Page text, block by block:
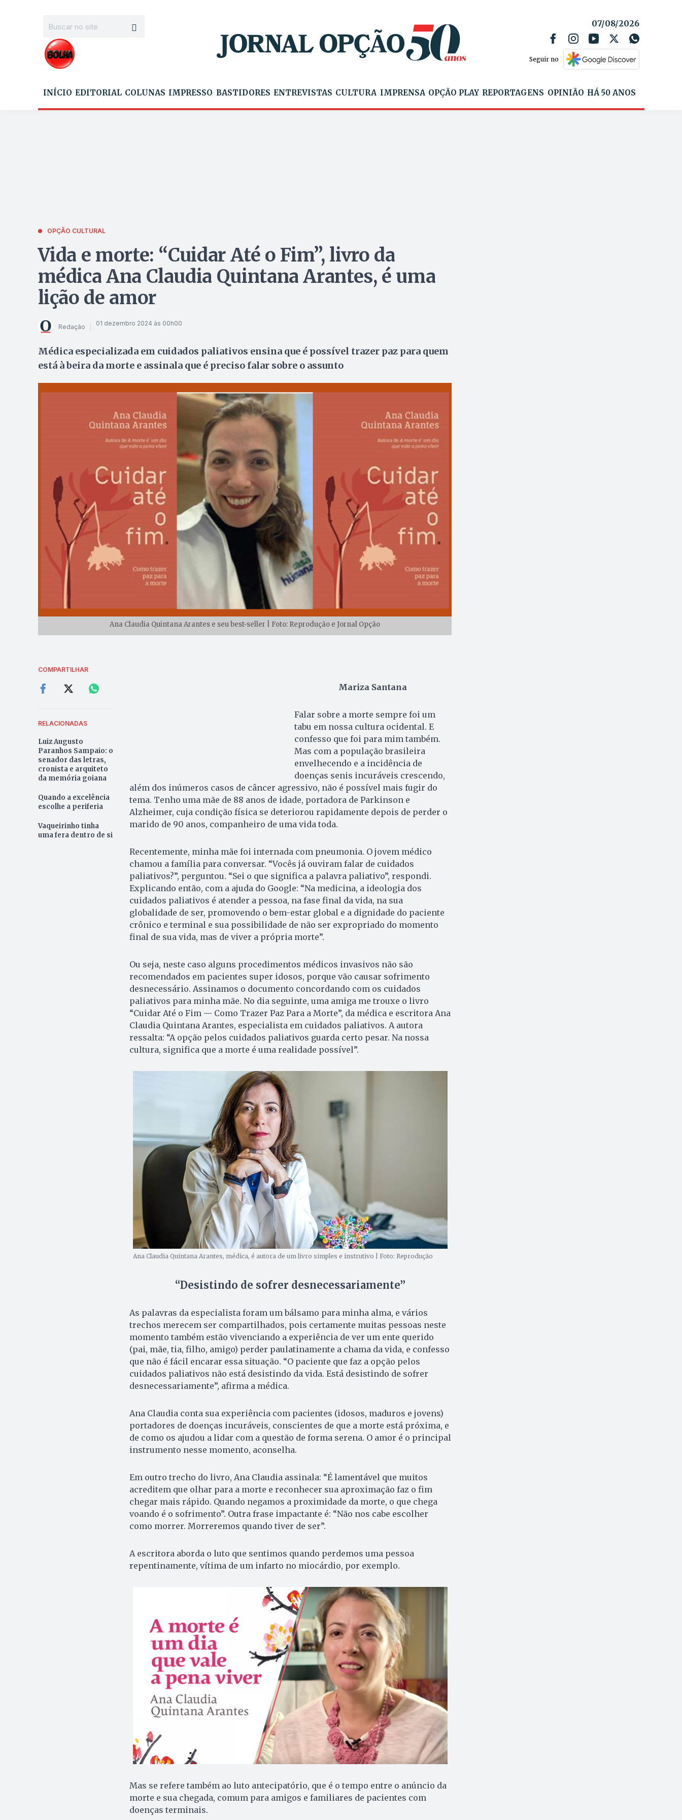
07/08/2026
Seguir no
INÍCIO EDITORIAL COLUNAS IMPRESSO BASTIDORES ENTREVISTAS CULTURA IMPRENSA OPÇÃO PLAY REPORTAGENS OPINIÃO HÁ 50 ANOS
OPÇÃO CULTURAL
Vida e morte: “Cuidar Até o Fim”, livro da
médica Ana Claudia Quintana Arantes, é uma
lição de amor
Redação 01 dezembro 2024 às 00h00
Médica especializada em cuidados paliativos ensina que é possível trazer paz para quem
está à beira da morte e assinala que é preciso falar sobre o assunto
Ana Claudia Quintana Arantes e seu best-seller | Foto: Reprodução e Jornal Opção
COMPARTILHAR
RELACIONADAS
Luiz Augusto
Paranhos Sampaio: o
senador das letras,
cronista e arquiteto
da memória goiana
Quando a excelência
escolhe a periferia
Vaqueirinho tinha
uma fera dentro de si
Mariza Santana
Falar sobre a morte sempre foi um
tabu em nossa cultura ocidental. E
confesso que foi para mim também.
Mas com a população brasileira
envelhecendo e a incidência de
doenças senis incuráveis crescendo,
além dos inúmeros casos de câncer agressivo, não é possível mais fugir do
tema. Tenho uma mãe de 88 anos de idade, portadora de Parkinson e
Alzheimer, cuja condição física se deteriorou rapidamente depois de perder o
marido de 90 anos, companheiro de uma vida toda.
Recentemente, minha mãe foi internada com pneumonia. O jovem médico
chamou a família para conversar. “Vocês já ouviram falar de cuidados
paliativos?”, perguntou. “Sei o que significa a palavra paliativo”, respondi.
Explicando então, com a ajuda do Google: “Na medicina, a ideologia dos
cuidados paliativos é atender a pessoa, na fase final da vida, na sua
globalidade de ser, promovendo o bem-estar global e a dignidade do paciente
crônico e terminal e sua possibilidade de não ser expropriado do momento
final de sua vida, mas de viver a própria morte”.
Ou seja, neste caso alguns procedimentos médicos invasivos não são
recomendados em pacientes super idosos, porque vão causar sofrimento
desnecessário. Assinamos o documento concordando com os cuidados
paliativos para minha mãe. No dia seguinte, uma amiga me trouxe o livro
“Cuidar Até o Fim — Como Trazer Paz Para a Morte”, da médica e escritora Ana
Claudia Quintana Arantes, especialista em cuidados paliativos. A autora
ressalta: “A opção pelos cuidados paliativos guarda certo pesar. Na nossa
cultura, significa que a morte é uma realidade possível”.
Ana Claudia Quintana Arantes, médica, é autora de um livro simples e instrutivo | Foto: Reprodução
“Desistindo de sofrer desnecessariamente”
As palavras da especialista foram um bálsamo para minha alma, e vários
trechos merecem ser compartilhados, pois certamente muitas pessoas neste
momento também estão vivenciando a experiência de ver um ente querido
(pai, mãe, tia, filho, amigo) perder paulatinamente a chama da vida, e confesso
que não é fácil encarar essa situação. “O paciente que faz a opção pelos
cuidados paliativos não está desistindo da vida. Está desistindo de sofrer
desnecessariamente”, afirma a médica.
Ana Claudia conta sua experiência com pacientes (idosos, maduros e jovens)
portadores de doenças incuráveis, conscientes de que a morte está próxima, e
de como os ajudou a lidar com a questão de forma serena. O amor é o principal
instrumento nesse momento, aconselha.
Em outro trecho do livro, Ana Claudia assinala: “É lamentável que muitos
acreditem que olhar para a morte e reconhecer sua aproximação faz o fim
chegar mais rápido. Quando negamos a proximidade da morte, o que chega
voando é o sofrimento”. Outra frase impactante é: “Não nos cabe escolher
como morrer. Morreremos quando tiver de ser”.
A escritora aborda o luto que sentimos quando perdemos uma pessoa
repentinamente, vítima de um infarto no miocárdio, por exemplo.
Mas se refere também ao luto antecipatório, que é o tempo entre o anúncio da
morte e sua chegada, comum para amigos e familiares de pacientes com
doenças terminais.